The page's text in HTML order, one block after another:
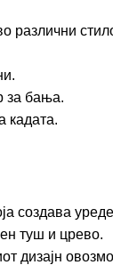
различни
за бања.
кадата.
создава
туш и црево.
дизајн